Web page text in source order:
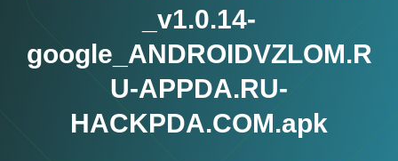
_v1.0.14-
google_ANDROIDVZLOM.R
U-APPDA.RU-
HACKPDA.COM.apk